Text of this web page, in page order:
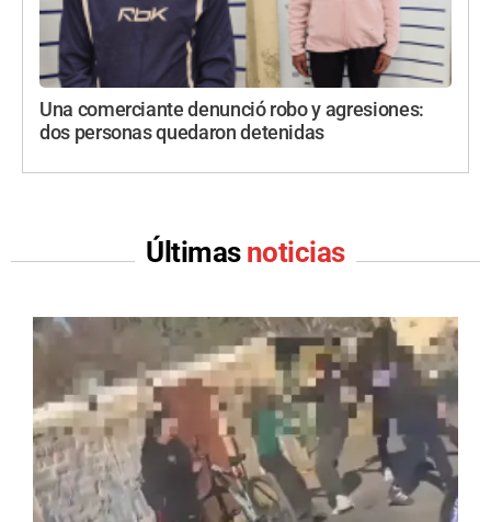
Una comerciante denunció robo y agresiones:
dos personas quedaron detenidas
Últimas noticias